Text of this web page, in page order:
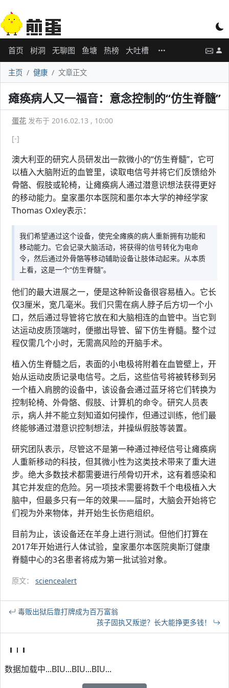
首页 树洞 无聊图 鱼塘 热榜 大吐槽
主页 健康 文章正文
瘫痪病人又一福音：意念控制的“仿生脊髓”
蛋花 发布于 2016.02.13 , 10:00
[-]
澳大利亚的研究人员研发出一款微小的“仿生脊髓”，它可
以植入大脑附近的血管里，读取电信号并将它们反馈给外
骨骼、假肢或轮椅，让瘫痪病人通过潜意识想法获得更好
的移动能力。皇家墨尔本医院和墨尔本大学的神经学家
Thomas Oxley表示：
我们希望通过这个设备，使完全瘫痪的病人重新拥有功能和
移动能力。它会记录大脑活动，将获得的信号转化为电命
令，然后通过外骨骼等移动辅助设备让肢体动起来。从本质
上看，这是一个“仿生脊髓”。
他们的最大进展之一，便是这种新设备很容易植入。它长
仅3厘米，宽几毫米。我们只需在病人脖子后方切一个小
口，然后通过导管将它放在和大脑相连的血管中。当它到
达运动皮质顶端时，便撤出导管、留下仿生脊髓。整个过
程仅需几个小时，无需高风险的开脑手术。
植入仿生脊髓之后，表面的小电极将附着在血管壁上，开
始从运动皮质记录电信号。之后，这些信号将被转移到另
一个植入肩膀的设备中，该设备会通过蓝牙将它们转换为
控制轮椅、外骨骼、假肢、计算机的命令。研究人员表
示，病人并不能立刻知道如何操作，但通过训练，他们最
终能够通过潜意识控制想法，并操纵假肢等装置。
研究团队表示，尽管这不是第一种通过神经信号让瘫痪病
人重新移动的科技，但其微小性为这类技术带来了重大进
步。绝大多数技术都需要进行颅骨切开术，这有着感染和
其它并发症的危险。另一项技术需要将数千个电极植入大
脑中，但最多只有一年的效果——届时，大脑会开始将它
们视为外来物体，并开始生长伤疤组织。
目前为止，该设备还在羊身上进行测试。但他们打算在
2017年开始进行人体试验，皇家墨尔本医院奥斯汀健康
脊髓中心的3名患者将成为第一批试验对象。
原文： sciencealert
毒贩出狱后靠打牌成为百万富翁
孩子固执又叛逆？长大能挣更多钱！
数据加载中...BIU...BIU...BIU...